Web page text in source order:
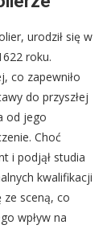
urodził się w
roku.
co zapewniło
do przyszłej
od jego
Choć
i podjął studia
kwalifikacji
ze sceną, co
wpływ na